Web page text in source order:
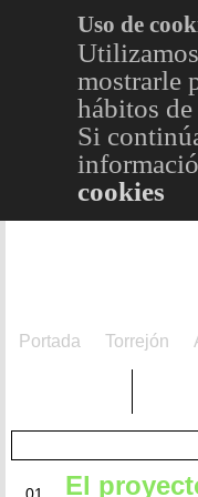
Uso de
mostrarle
hábitos
Si
cookies
Portada Torrejón
El